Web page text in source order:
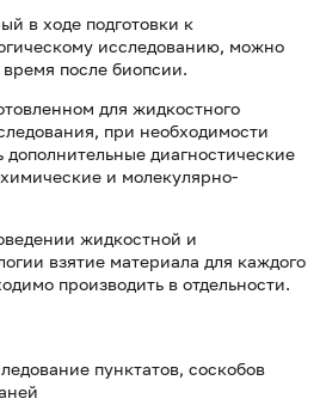
в ходе подготовки к
исследованию, можно
после биопсии.
для жидкостного
при необходимости
диагностические
и молекулярно-
жидкостной и
взятие материала для каждого
производить в отдельности.
пунктатов, соскобов